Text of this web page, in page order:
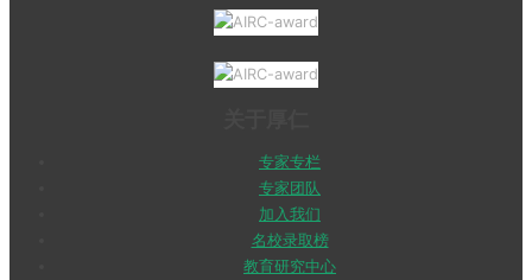
专家专栏
专家团队
加入我们
名校录取榜
教育研究中心